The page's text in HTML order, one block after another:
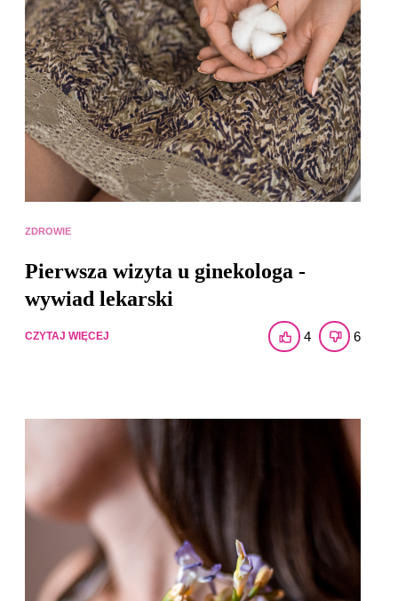
ZDROWIE
Pierwsza wizyta u ginekologa -
wywiad lekarski
CZYTAJ WIĘCEJ 4 6